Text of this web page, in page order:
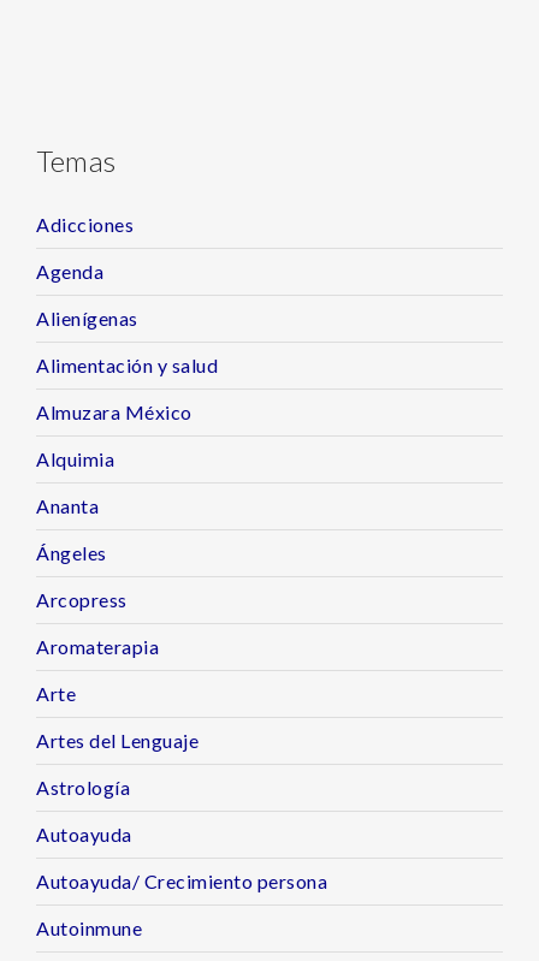
Temas
Adicciones
Agenda
Alienígenas
Alimentación y salud
Almuzara México
Alquimia
Ananta
Ángeles
Arcopress
Aromaterapia
Arte
Artes del Lenguaje
Astrología
Autoayuda
Autoayuda/ Crecimiento persona
Autoinmune